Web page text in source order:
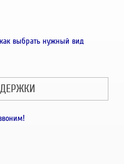
выбрать нужный вид